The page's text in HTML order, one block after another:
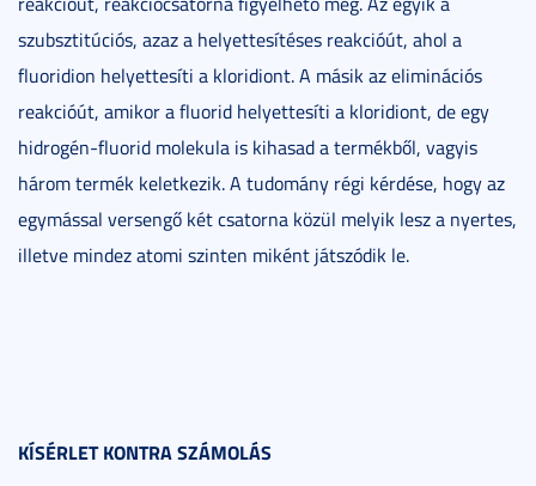
szubsztitúciós, azaz a helyettesítéses reakcióút, ahol a
fluoridion helyettesíti a kloridiont. A másik az eliminációs
reakcióút, amikor a fluorid helyettesíti a kloridiont, de egy
hidrogén-fluorid molekula is kihasad a termékből, vagyis
három termék keletkezik. A tudomány régi kérdése, hogy az
egymással versengő két csatorna közül melyik lesz a nyertes,
illetve mindez atomi szinten miként játszódik le.
KÍSÉRLET KONTRA SZÁMOLÁS